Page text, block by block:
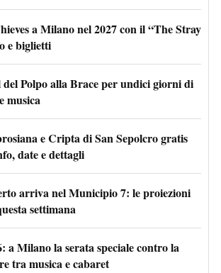
a Milano nel 2027 con il “The Stray
e biglietti
Polpo alla Brace per undici giorni di
musica
e Cripta di San Sepolcro gratis
date e dettagli
arriva nel Municipio 7: le proiezioni
settimana
a Milano la serata speciale contro la
tra musica e cabaret